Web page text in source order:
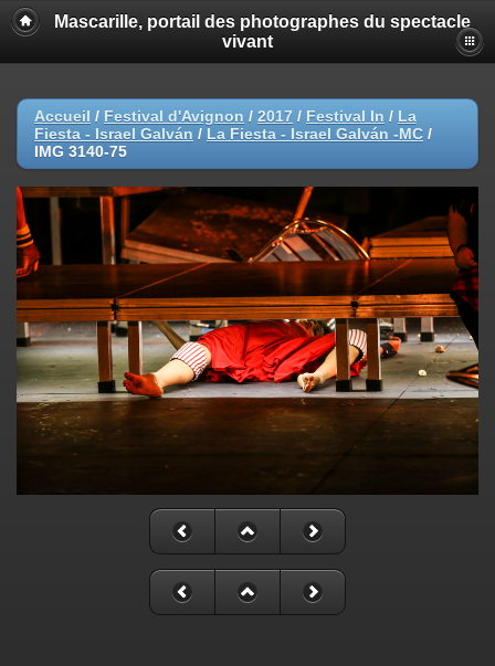
Mascarille, portail des photographes du spectacle
vivant
Accueil / Festival d'Avignon / 2017 / Festival In / La
Fiesta - Israel Galván / La Fiesta - Israel Galván -MC /
IMG 3140-75